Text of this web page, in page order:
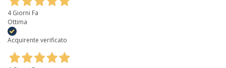
4 Giorni Fa
Ottima
Acquirente verificato